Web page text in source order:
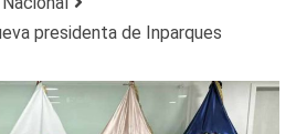
presidenta de Inparques